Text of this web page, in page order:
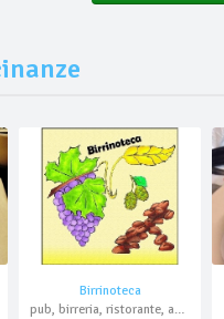
Birrinoteca
pub, birreria, ristorante, asporto